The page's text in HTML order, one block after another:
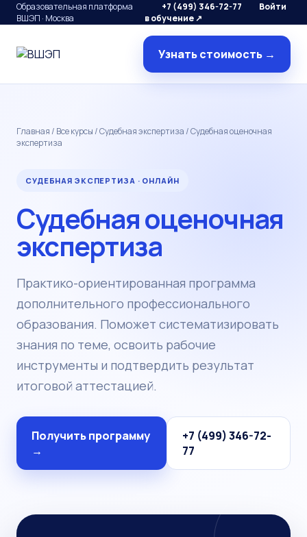
Образовательная платформа
ВШЭП · Москва
+7 (499) 346-72-77
Войти
в обучение ↗
Узнать стоимость →
Главная / Все курсы /Судебная экспертиза / Судебная оценочная
экспертиза
СУДЕБНАЯ ЭКСПЕРТИЗА · ОНЛАЙН
Судебная оценочная
экспертиза
Практико-ориентированная программа
дополнительного профессионального
образования. Поможет систематизировать
знания по теме, освоить рабочие
инструменты и подтвердить результат
итоговой аттестацией.
Получить программу
→
+7 (499) 346-72-
77